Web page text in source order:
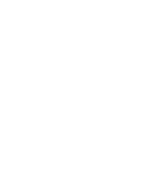
tin chi tiết.